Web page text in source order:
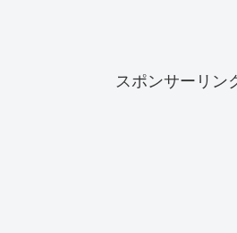
スポンサーリン